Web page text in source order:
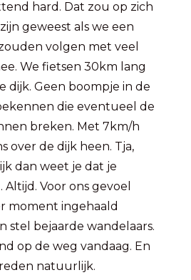
hard. Dat zou op zich
geweest als we een
volgen met veel
We fietsen 30km lang
dijk. Geen boompje in de
die eventueel de
breken. Met 7km/h
over de dijk heen. Tja,
dan weet je dat je
Voor ons gevoel
moment ingehaald
stel bejaarde wandelaars.
op de weg vandaag. En
natuurlijk.